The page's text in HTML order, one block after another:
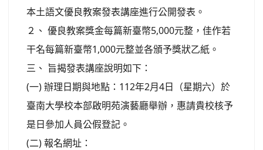
本土語文優良教案發表講座進行公開發表。
２、 優良教案獎金每篇新臺幣5,000元整，佳作若
干名每篇新臺幣1,000元整並各頒予獎狀乙紙。
三、 旨揭發表講座說明如下：
(一) 辦理日期與地點：112年2月4日（星期六）於
臺南大學校本部啟明苑演藝廳舉辦，惠請貴校核予
是日參加人員公假登記。
(二) 報名網址：